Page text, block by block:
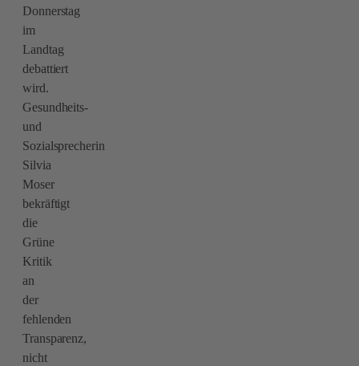
Donnerstag
im
Landtag
debattiert
wird.
Gesundheits-
und
Sozialsprecherin
Silvia
Moser
bekräftigt
die
Grüne
Kritik
an
der
fehlenden
Transparenz,
nicht